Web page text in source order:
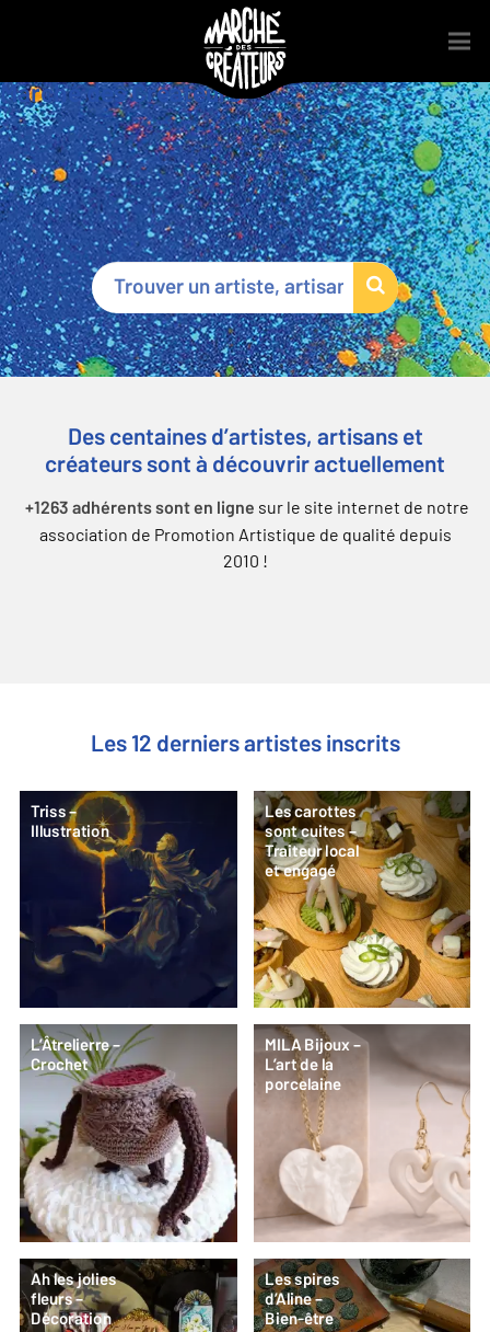
Marché des Créateurs®
Des centaines d’artistes, artisans et
créateurs sont à découvrir actuellement
+1263 adhérents sont en ligne sur le site internet de notre
association de Promotion Artistique de qualité depuis
2010 !
Les 12 derniers artistes inscrits
Triss –
Illustration
Les carottes
sont cuites –
Traiteur local
et engagé
L’Âtrelierre –
Crochet
MILA Bijoux –
L’art de la
porcelaine
Ah les jolies
fleurs –
Décoration
Les spires
d’Aline –
Bien-être